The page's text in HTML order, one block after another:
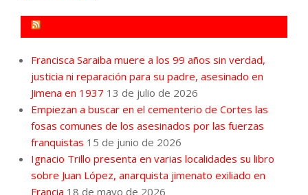
Francisca Saraiba muere a los 99 años sin verdad,
justicia ni reparación para su padre, asesinado en
Jimena en 1937 13 de julio de 2026
Empiezan a buscar en el cementerio de Cortes las
fosas comunes de los asesinados por las fuerzas
franquistas 15 de junio de 2026
Ignacio Trillo presenta en varias localidades su libro
sobre Juan López, anarquista jimenato exiliado en
Francia 18 de mayo de 2026